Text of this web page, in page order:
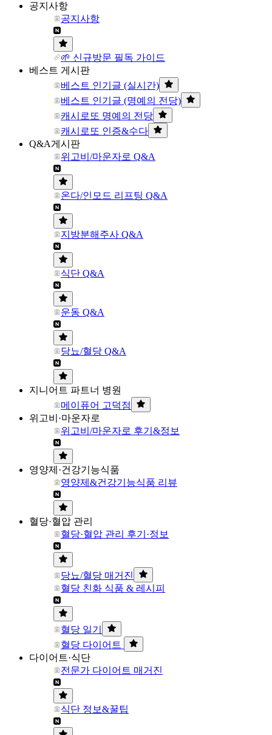
공지사항
공지사항
🌱 신규방문 필독 가이드
베스트 게시판
베스트 인기글 (실시간)
베스트 인기글 (명예의 전당)
캐시로또 명예의 전당
캐시로또 인증&수다
Q&A게시판
위고비/마운자로 Q&A
온다/인모드 리프팅 Q&A
지방분해주사 Q&A
식단 Q&A
운동 Q&A
당뇨/혈당 Q&A
지니어트 파트너 병원
메이퓨어 고덕점
위고비·마운자로
위고비/마운자로 후기&정보
영양제·건강기능식품
영양제&건강기능식품 리뷰
혈당·혈압 관리
혈당·혈압 관리 후기·정보
당뇨/혈당 매거진
혈당 친화 식품 & 레시피
혈당 일기
혈당 다이어트
다이어트·식단
전문가 다이어트 매거진
식단 정보&꿀팁